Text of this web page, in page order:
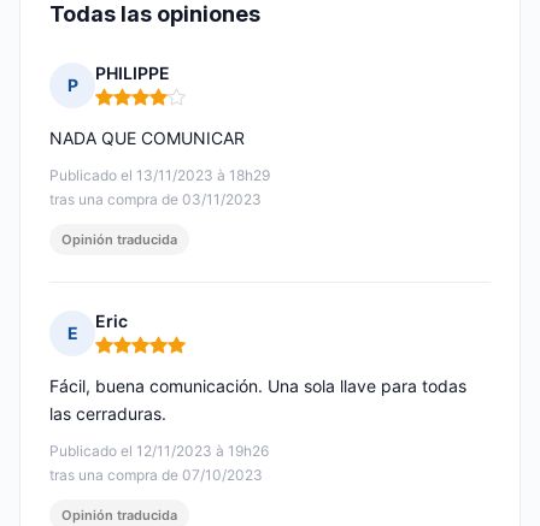
Todas las opiniones
P
PHILIPPE
Nota: 4 de 5
Publicado el 13/11/2023 à 18h29
tras una compra de 03/11/2023
NADA QUE COMUNICAR
Opinión traducida
E
Eric
Nota: 5 de 5
Publicado el 12/11/2023 à 19h26
tras una compra de 07/10/2023
Fácil, buena comunicación. Una sola llave para todas
las cerraduras.
Opinión traducida